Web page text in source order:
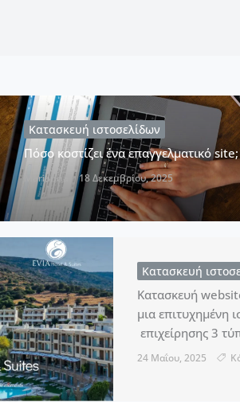
Κατασκευή ιστοσελίδων
Πόσο κοστίζει ένα επαγγελματικό site;
Marianna 18 Δεκεμβρίου, 2025
Κατασκευή
Κατασκευή
μια επιτυχημένη
επιχείρησης 3
24 Μαΐου, 2025